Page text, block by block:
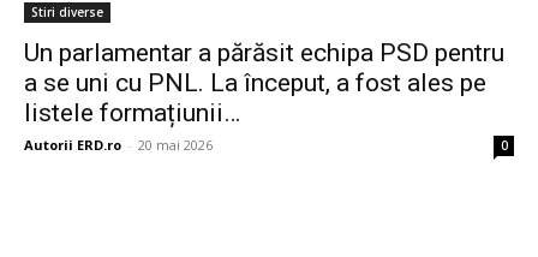
Stiri diverse
Un parlamentar a părăsit echipa PSD pentru
a se uni cu PNL. La început, a fost ales pe
listele formațiunii…
Autorii ERD.ro - 20 mai 2026 0